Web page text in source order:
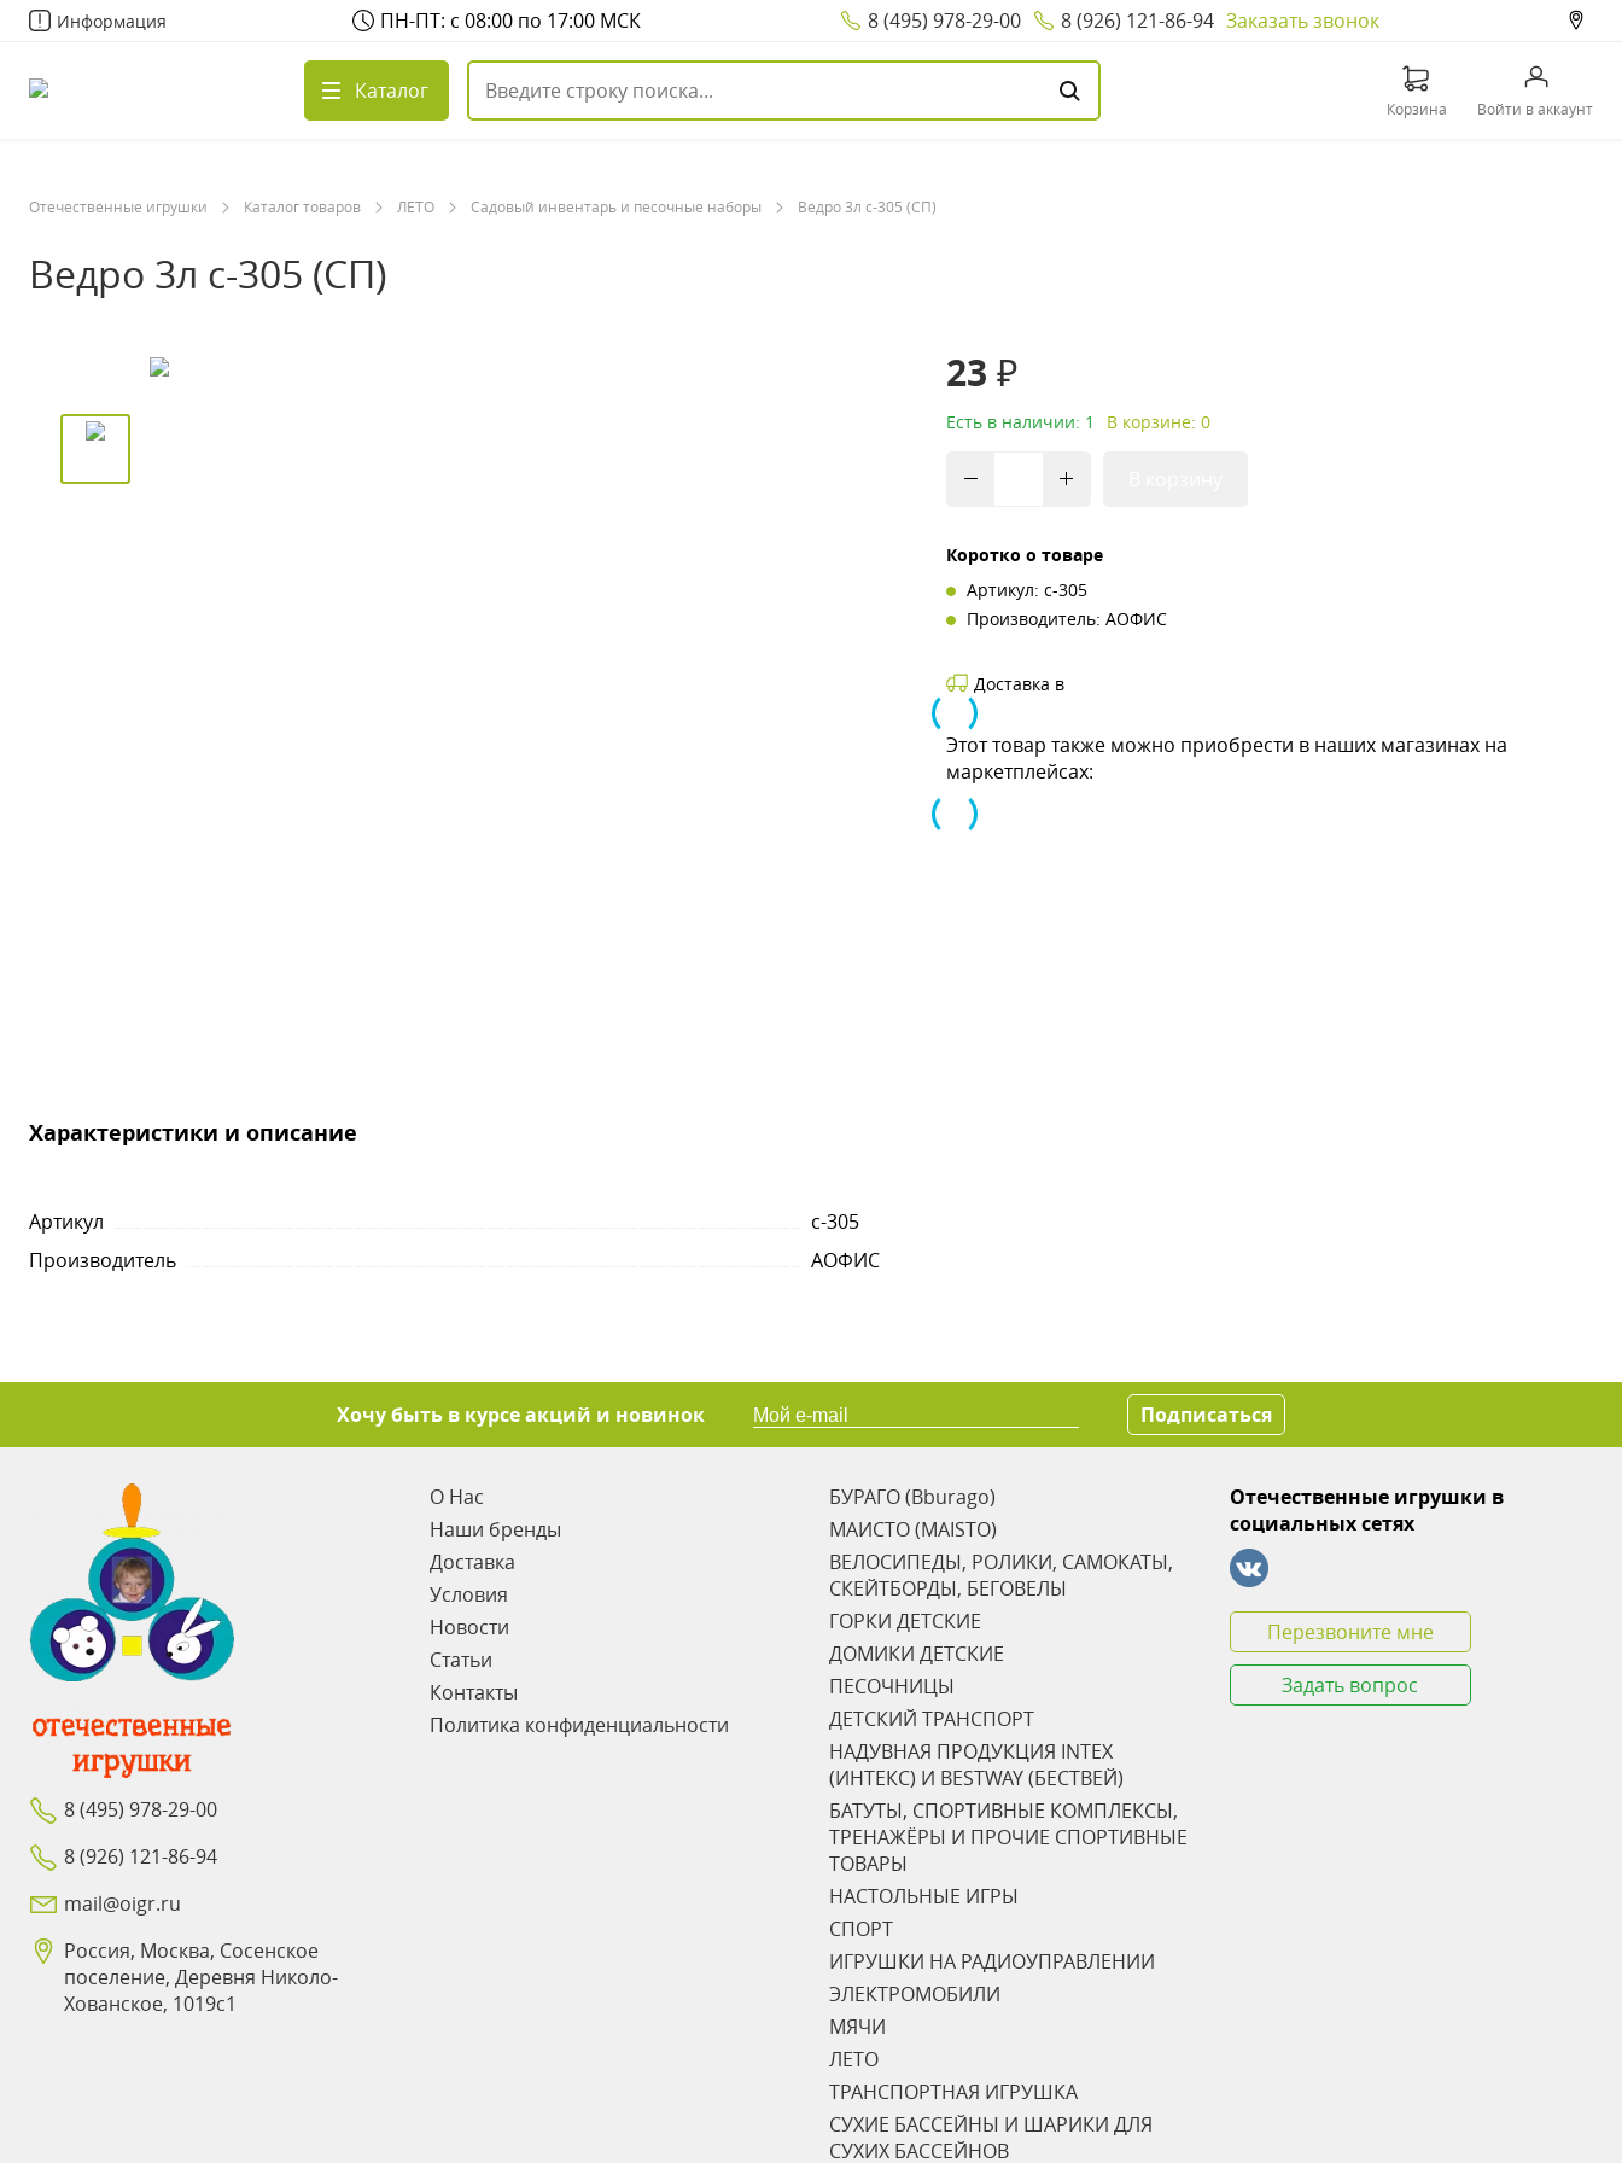
Информация ПН-ПТ: с 08:00 по 17:00 МСК 8 (495) 978-29-00 8 (926) 121-86-94 Заказать звонок
Каталог
Корзина Войти в аккаунт
Отечественные игрушки Каталог товаров ЛЕТО Садовый инвентарь и песочные наборы Ведро 3л с-305 (СП)
Ведро 3л с-305 (СП)
23 ₽
Есть в наличии: 1 В корзине: 0
Коротко о товаре
Артикул: с-305
Производитель: АОФИС
Доставка в
Этот товар также можно приобрести в наших магазинах на
маркетплейсах:
Характеристики и описание
Артикул
с-305
Производитель
АОФИС
Хочу быть в курсе акций и новинок Подписаться
8 (495) 978-29-00
8 (926) 121-86-94
mail@oigr.ru
Россия, Москва, Сосенское
поселение, Деревня Николо-
Хованское, 1019с1
О Нас
Наши бренды
Доставка
Условия
Новости
Статьи
Контакты
Политика конфиденциальности
БУРАГО (Bburago)
МАИСТО (MAISTO)
ВЕЛОСИПЕДЫ, РОЛИКИ, САМОКАТЫ,
СКЕЙТБОРДЫ, БЕГОВЕЛЫ
ГОРКИ ДЕТСКИЕ
ДОМИКИ ДЕТСКИЕ
ПЕСОЧНИЦЫ
ДЕТСКИЙ ТРАНСПОРТ
НАДУВНАЯ ПРОДУКЦИЯ INTEX
(ИНТЕКС) И BESTWAY (БЕСТВЕЙ)
БАТУТЫ, СПОРТИВНЫЕ КОМПЛЕКСЫ,
ТРЕНАЖЁРЫ И ПРОЧИЕ СПОРТИВНЫЕ
ТОВАРЫ
НАСТОЛЬНЫЕ ИГРЫ
СПОРТ
ИГРУШКИ НА РАДИОУПРАВЛЕНИИ
ЭЛЕКТРОМОБИЛИ
МЯЧИ
ЛЕТО
ТРАНСПОРТНАЯ ИГРУШКА
СУХИЕ БАССЕЙНЫ И ШАРИКИ ДЛЯ
СУХИХ БАССЕЙНОВ
Отечественные игрушки в
социальных сетях
Перезвоните мне
Задать вопрос